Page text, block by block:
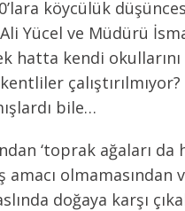
köycülük
Yücel ve Müdürü
hatta kendi okullarını
bile…
‘toprak ağaları
amacı
doğaya karşı